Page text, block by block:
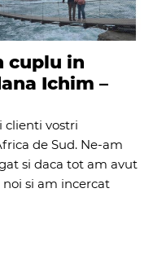
cuplu in
Ichim –
clienti vostri
de Sud. Ne-am
si daca tot am avut
noi si am incercat